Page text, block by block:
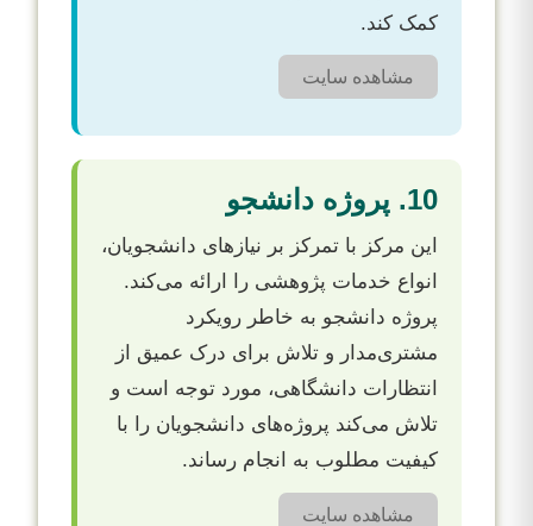
کمک کند.
مشاهده سایت
10. پروژه دانشجو
این مرکز با تمرکز بر نیازهای دانشجویان،
انواع خدمات پژوهشی را ارائه می‌کند.
پروژه دانشجو به خاطر رویکرد
مشتری‌مدار و تلاش برای درک عمیق از
انتظارات دانشگاهی، مورد توجه است و
تلاش می‌کند پروژه‌های دانشجویان را با
کیفیت مطلوب به انجام رساند.
مشاهده سایت